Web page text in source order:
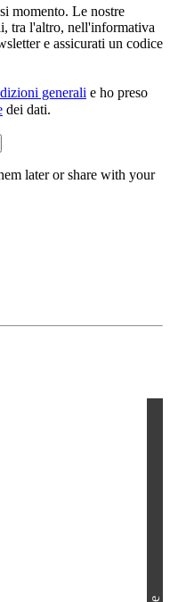
momento. Le nostre
tra l'altro, nell'informativa
e assicurati un codice
generali e ho preso
dei dati.
later or share with your